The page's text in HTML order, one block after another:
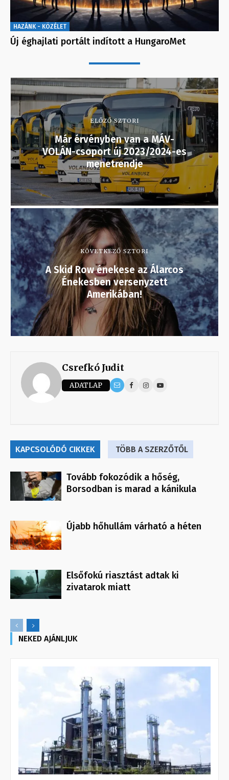
HAZÁNK - KÖZÉLET
Új éghajlati portált indított a HungaroMet
ELŐZŐ SZTORI
Már érvényben van a MÁV-
VOLÁN-csoport új 2023/2024-es
menetrendje
KÖVETKEZŐ SZTORI
A Skid Row énekese az Álarcos
Énekesben versenyzett
Amerikában!
Csrefkó Judit
ADATLAP
KAPCSOLÓDÓ CIKKEK TÖBB A SZERZŐTŐL
Tovább fokozódik a hőség,
Borsodban is marad a kánikula
Újabb hőhullám várható a héten
Elsőfokú riasztást adtak ki
zivatarok miatt
NEKED AJÁNLJUK